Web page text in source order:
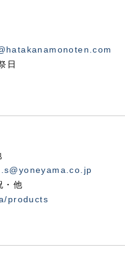
日
・他
products